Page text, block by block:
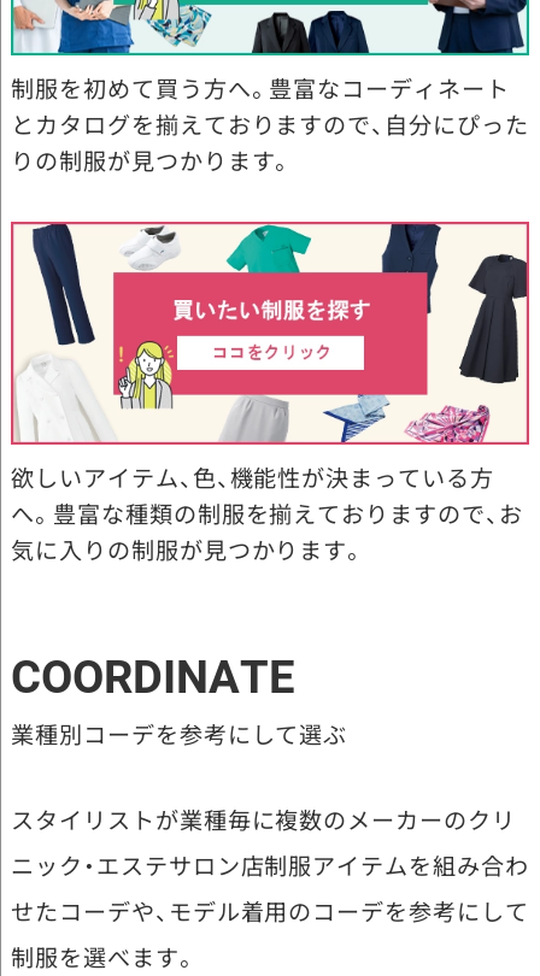
制服を初めて買う方へ。豊富なコーディネート
とカタログを揃えておりますので、自分にぴった
りの制服が見つかります。
欲しいアイテム、色、機能性が決まっている方
へ。豊富な種類の制服を揃えておりますので、お
気に入りの制服が見つかります。
COORDINATE
業種別コーデを参考にして選ぶ
スタイリストが業種毎に複数のメーカーのクリ
ニック・エステサロン店制服アイテムを組み合わ
せたコーデや、モデル着用のコーデを参考にして
制服を選べます。